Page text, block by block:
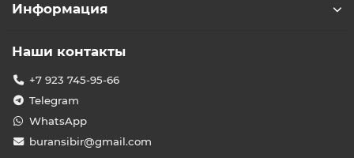
Информация
Наши контакты
+7 923 745-95-66
Telegram
WhatsApp
buransibir@gmail.com